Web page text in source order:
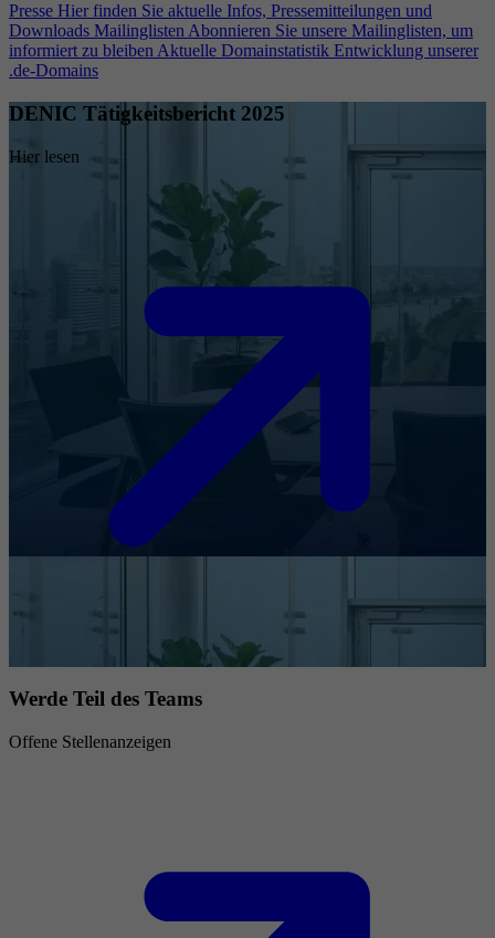
Presse Hier finden Sie aktuelle Infos, Pressemitteilungen und
Downloads Mailinglisten Abonnieren Sie unsere Mailinglisten, um
informiert zu bleiben Aktuelle Domainstatistik Entwicklung unserer
.de-Domains
DENIC Tätigkeitsbericht 2025
Hier lesen
Werde Teil des Teams
Offene Stellenanzeigen